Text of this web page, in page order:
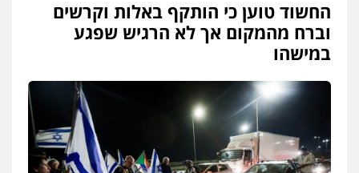
עו"ד דרוויש נאשף
פלילי פשיעה חמורה זכויות אדם
0527448141
עו"ד מוחמד סביחאת
פלילי תעבורה
0525077716
החשוד טוען כי הותקף באלות וקרשים
וברח מהמקום אך לא הרגיש שפגע
במישהו